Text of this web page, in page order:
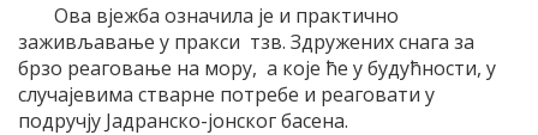
Ова вјежба означила је и практично
заживљавање у пракси тзв. Здружених снага за
брзо реаговање на мору, а које ће у будућности, у
случајевима стварне потребе и реаговати у
подручју Јадранско-јонског басена.